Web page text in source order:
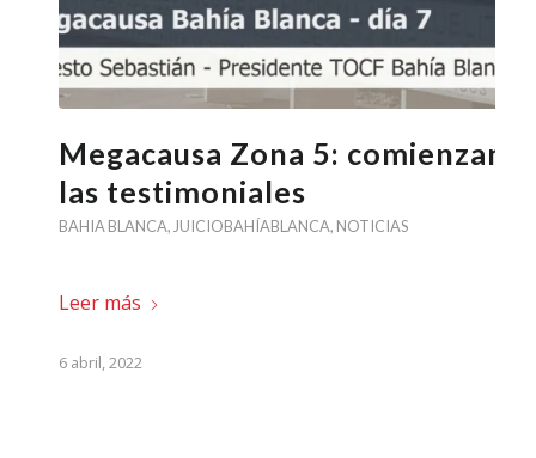
Megacausa Zona 5: comienzan
las testimoniales
BAHIA BLANCA, JUICIOBAHÍABLANCA, NOTICIAS
Leer más
6 abril, 2022